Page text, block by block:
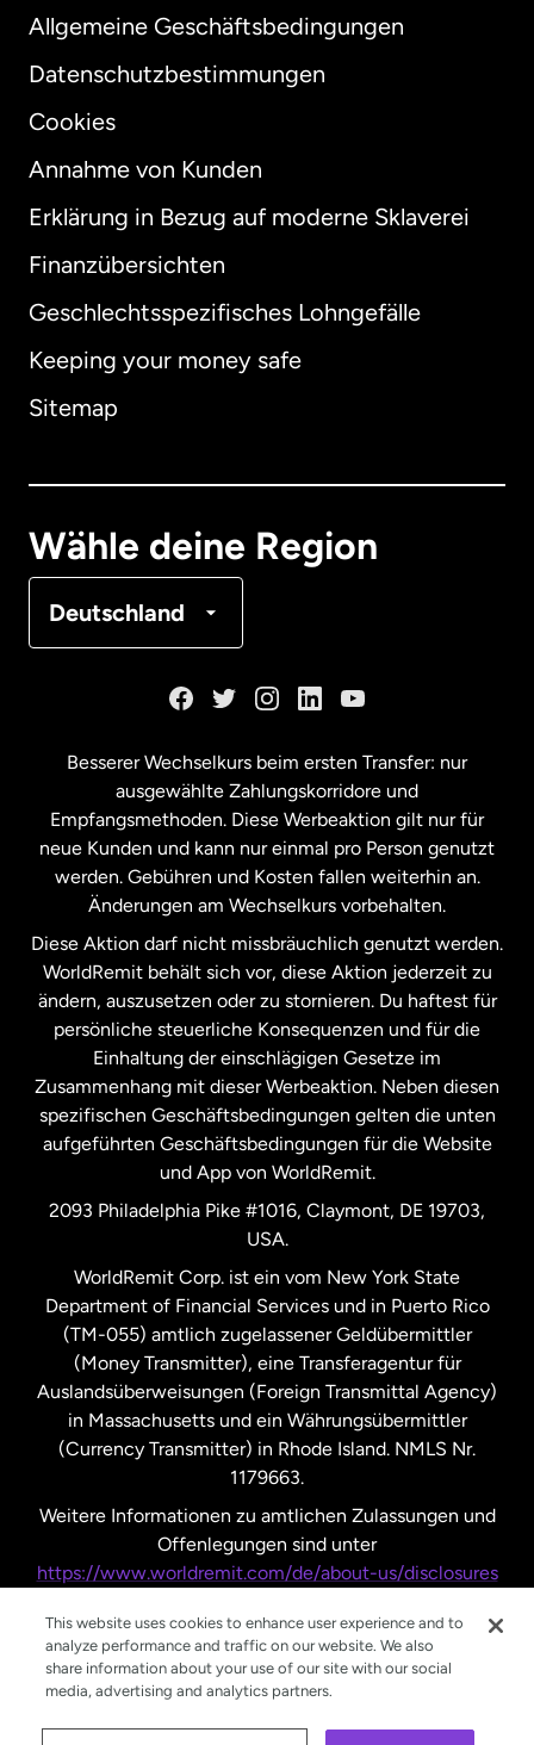
Allgemeine Geschäftsbedingungen
Datenschutzbestimmungen
Cookies
Annahme von Kunden
Erklärung in Bezug auf moderne Sklaverei
Finanzübersichten
Geschlechtsspezifisches Lohngefälle
Keeping your money safe
Sitemap
Wähle deine Region
Deutschland
International English
Australien
Malaysia
Neuseeland
Niederlande
Schweden
Spanien
Vereinigte Staaten English
Vereinigte Staaten
Vereinigtes Königreich
Besserer Wechselkurs beim ersten Transfer: nur
ausgewählte Zahlungskorridore und
Empfangsmethoden. Diese Werbeaktion gilt nur für
neue Kunden und kann nur einmal pro Person genutzt
werden. Gebühren und Kosten fallen weiterhin an.
Änderungen am Wechselkurs vorbehalten.
Diese Aktion darf nicht missbräuchlich genutzt werden.
WorldRemit behält sich vor, diese Aktion jederzeit zu
ändern, auszusetzen oder zu stornieren. Du haftest für
persönliche steuerliche Konsequenzen und für die
Einhaltung der einschlägigen Gesetze im
Zusammenhang mit dieser Werbeaktion. Neben diesen
spezifischen Geschäftsbedingungen gelten die unten
aufgeführten Geschäftsbedingungen für die Website
und App von WorldRemit.
2093 Philadelphia Pike #1016, Claymont, DE 19703,
USA.
WorldRemit Corp. ist ein vom New York State
Department of Financial Services und in Puerto Rico
(TM-055) amtlich zugelassener Geldübermittler
(Money Transmitter), eine Transferagentur für
Auslandsüberweisungen (Foreign Transmittal Agency)
in Massachusetts und ein Währungsübermittler
(Currency Transmitter) in Rhode Island. NMLS Nr.
1179663.
Weitere Informationen zu amtlichen Zulassungen und
Offenlegungen sind unter
https://www.worldremit.com/de/about-us/disclosures
This website uses cookies to enhance user experience and to
analyze performance and traffic on our website. We also
share information about your use of our site with our social
media, advertising and analytics partners.